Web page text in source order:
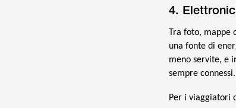
4.
Tra foto, mappe
una fonte di
meno servite, e
sempre connessi.
Per i viaggiatori